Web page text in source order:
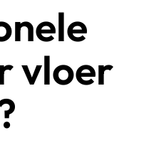
vloer